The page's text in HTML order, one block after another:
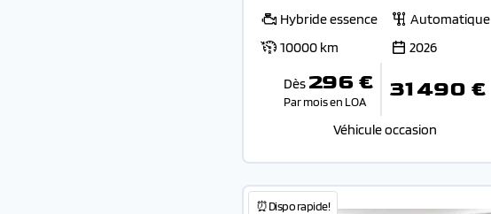
Hybride essence
Automatique
10000 km
2026
Dès 296 €
Par mois en LOA 31 490 €
Véhicule occasion
⏰Dispo rapide!